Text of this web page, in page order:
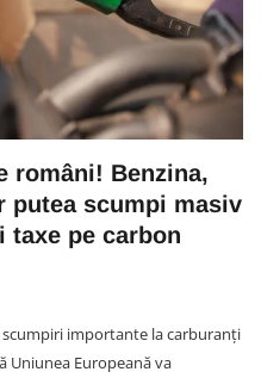
români! Benzina,
putea scumpi masiv
taxe pe carbon
importante la carburanți
Uniunea Europeană va